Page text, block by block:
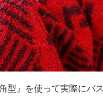
型』を使って実際にバ